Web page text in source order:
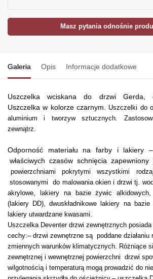
Masz pytania odnośnie
Galeria Opis Informacje dodatkowe
Uszczelka wciskana do drzwi Gerda,
Uszczelka w kolorze czarnym. Uszczelki do
aluminium i tworzyw sztucznych.
zewnątrz.
Odporność materiału na farby i lakiery
właściwych czasów schnięcia
powierzchniami pokrytymi wszystkimi
stosowanymi do malowania okien i drzwi tj.
akrylowe, lakiery na bazie żywic
(lakiery DD), dwuskładnikowe lakiery na
lakiery utwardzane kwasami.
Uszczelka Deventer drzwi zewnętrznych
cechy:– drzwi zewnętrzne są poddane działaniu
zmiennych warunków klimatycznych. Różniące
zewnętrznej i wewnętrznej powierzchni drzwi
wilgotnością i temperaturą mogą prowadzić do